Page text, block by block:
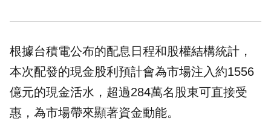
根據台積電公布的配息日程和股權結構統計，
本次配發的現金股利預計會為市場注入約1556
億元的現金活水，超過284萬名股東可直接受
惠，為市場帶來顯著資金動能。